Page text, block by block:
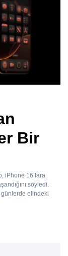
Bir
iPhone 16’lara
söyledi.
elindeki